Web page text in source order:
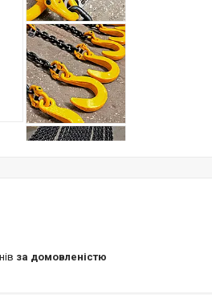
за домовленістю